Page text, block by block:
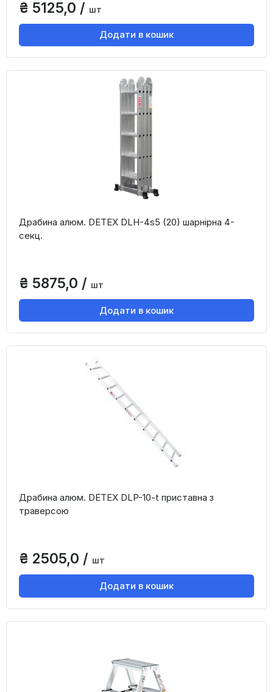
₴ 5125,0 / шт
Додати в кошик
Драбина алюм. DETEX DLH-4s5 (20) шарнірна 4-
секц.
₴ 5875,0 / шт
Додати в кошик
Драбина алюм. DETEX DLP-10-t приставна з
траверсою
₴ 2505,0 / шт
Додати в кошик